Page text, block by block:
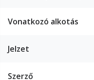
Vonatkozó alkotás
Jelzet
Szerző